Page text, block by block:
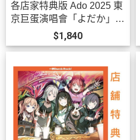
各店家特典版 Ado 2025 東
京巨蛋演唱會「よだか」LI
VE 藍光BD DVD *10/21發
售!
$1,840